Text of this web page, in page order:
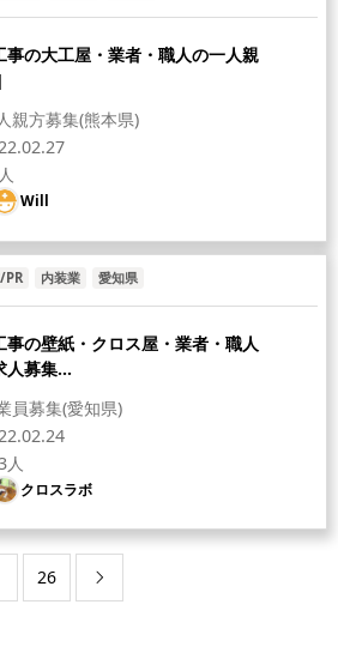
の大工屋・業者・職人の一人親
親方募集(熊本県)
Will
PR 内装業 愛知県
の壁紙・クロス屋・業者・職人
人募集...
員募集(愛知県)
クロスラボ
26 